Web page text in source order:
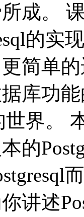
成。
的实
简单
库功
世界。
的
讲述